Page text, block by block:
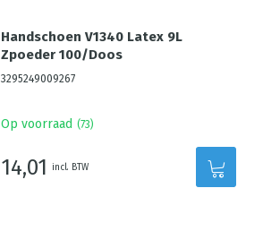
Handschoen V1340 Latex 9L
Zpoeder 100/Doos
3295249009267
Op voorraad (73)
14,01 incl. BTW